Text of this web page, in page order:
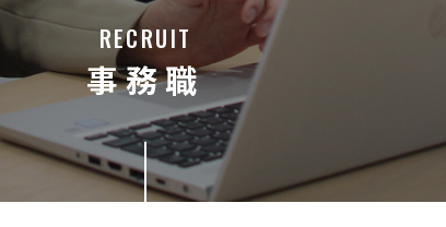
RECRUIT
事務職